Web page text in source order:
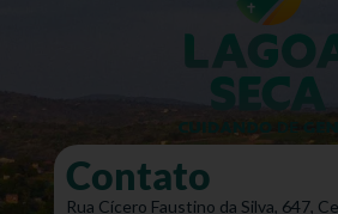
Contato
Rua Cícero Faustino da Silva, 647,